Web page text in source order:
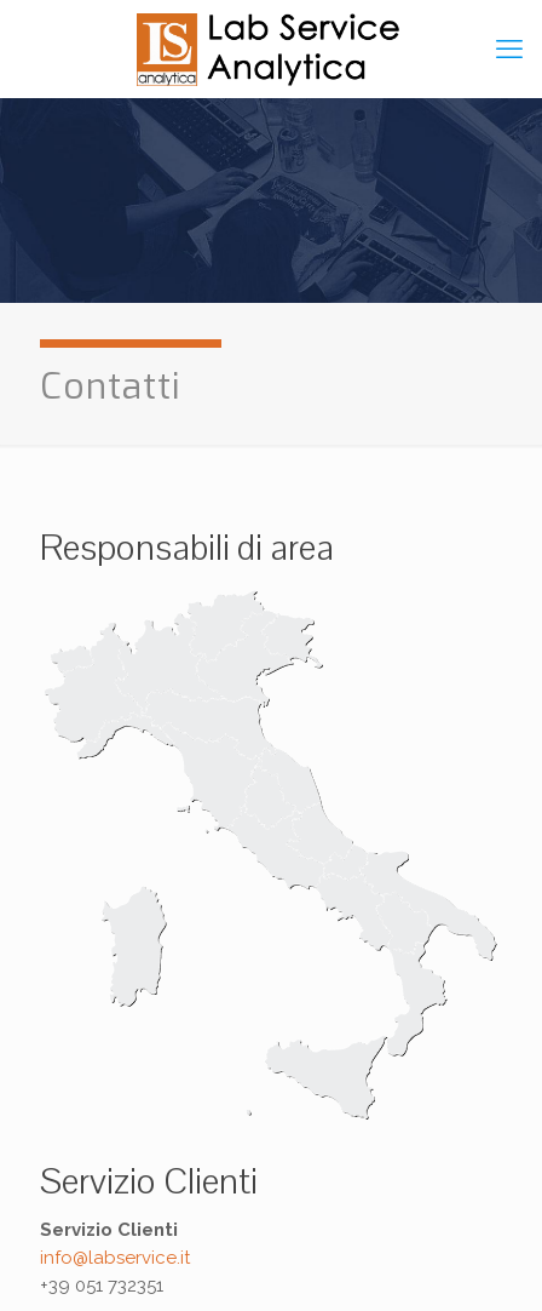
Contatti
Responsabili di area
Servizio Clienti
Servizio Clienti
info@labservice.it
+39 051 732351